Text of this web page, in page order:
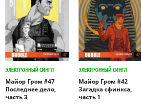
ЭЛЕКТРОННЫЙ СИНГЛ
Майор Гром #47
Последнее дело,
часть 3
ЭЛЕКТРОННЫЙ СИНГЛ
Майор Гром #42
Загадка сфинкса,
часть 1